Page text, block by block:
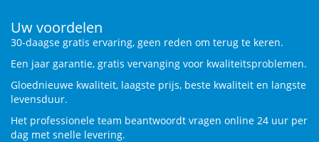
Uw voordelen
30-daagse gratis ervaring, geen reden om terug te keren.
Een jaar garantie, gratis vervanging voor kwaliteitsproblemen.
Gloednieuwe kwaliteit, laagste prijs, beste kwaliteit en langste
levensduur.
Het professionele team beantwoordt vragen online 24 uur per
dag met snelle levering.